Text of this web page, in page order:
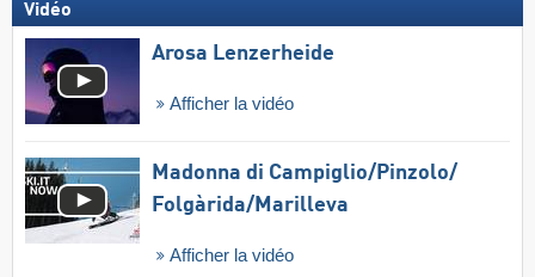
Vidéo
Arosa Lenzerheide
Afficher la vidéo
Madonna di Campiglio/​Pinzolo/​
Folgàrida/​Marilleva
Afficher la vidéo